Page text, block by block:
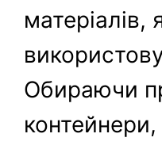
матеріалів,
Обираючи